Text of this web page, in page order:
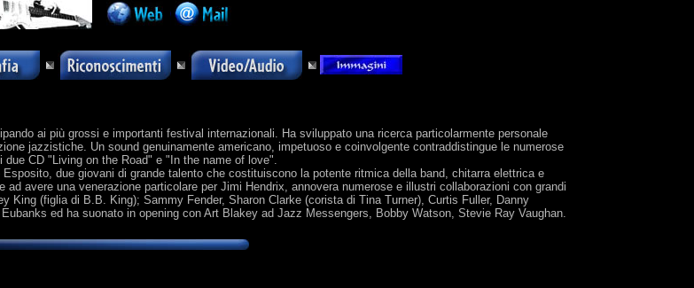
.
ai più grossi e importanti festival internazionali. Ha sviluppato una ricerca particolarmente personale
jazzistiche. Un sound genuinamente americano, impetuoso e coinvolgente contraddistingue le numerose
CD "Living on the Road" e "In the name of love".
due giovani di grande talento che costituiscono la potente ritmica della band, chitarra elettrica e
avere una venerazione particolare per Jimi Hendrix, annovera numerose e illustri collaborazioni con grandi
King (figlia di B.B. King); Sammy Fender, Sharon Clarke (corista di Tina Turner), Curtis Fuller, Danny
ed ha suonato in opening con Art Blakey ad Jazz Messengers, Bobby Watson, Stevie Ray Vaughan.